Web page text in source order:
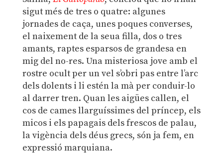
sigut més de tres o quatre: algunes
jornades de caça, unes poques converses,
el naixement de la seua filla, dos o tres
amants, raptes esparsos de grandesa en
mig del no-res. Una misteriosa jove amb el
rostre ocult per un vel s’obri pas entre l’arc
dels dolents i li estén la mà per conduir-lo
al darrer tren. Quan les aigües callen, el
cos de cames llarguíssimes del príncep, els
micos i els papagais dels frescos de palau,
la vigència dels déus grecs, són ja fem, en
expressió marquiana.